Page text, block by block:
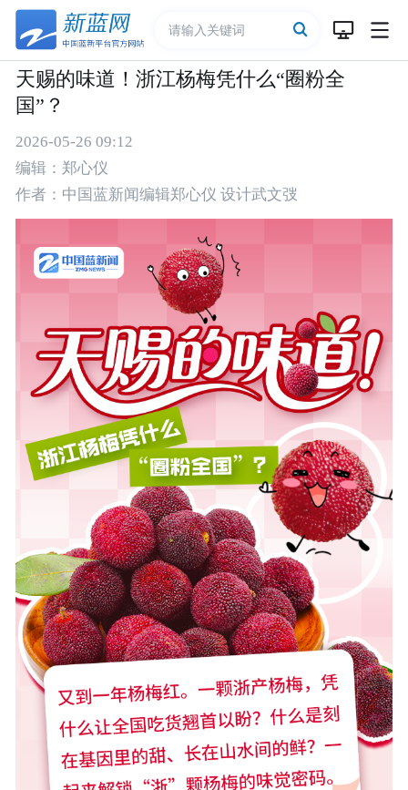
天赐的味道！浙江杨梅凭什么“圈粉全
国”？
2026-05-26 09:12
编辑：郑心仪
作者：中国蓝新闻编辑郑心仪 设计武文弢